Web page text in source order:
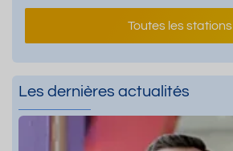
Toutes les stations
Les dernières actualités